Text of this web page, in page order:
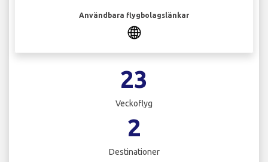
Användbara flygbolagslänkar
23
Veckoflyg
2
Destinationer